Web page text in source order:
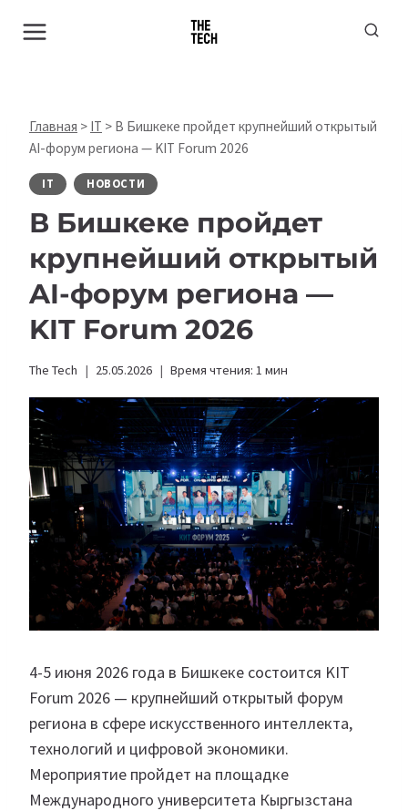
Главная > IT > В Бишкеке пройдет крупнейший открытый
AI-форум региона — KIT Forum 2026
IT НОВОСТИ
В Бишкеке пройдет
крупнейший открытый
AI-форум региона —
KIT Forum 2026
The Tech 25.05.2026 Время чтения: 1 мин
4-5 июня 2026 года в Бишкеке состоится KIT
Forum 2026 — крупнейший открытый форум
региона в сфере искусственного интеллекта,
технологий и цифровой экономики.
Мероприятие пройдет на площадке
Международного университета Кыргызстана